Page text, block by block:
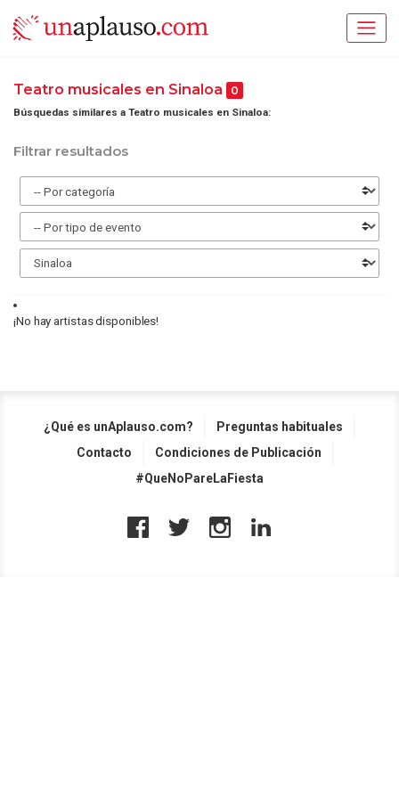
Teatro musicales en Sinaloa 0
Búsquedas similares a Teatro musicales en Sinaloa:
Filtrar resultados
¡No hay artistas disponibles!
¿Qué es unAplauso.com?
Preguntas habituales
Contacto
Condiciones de Publicación
#QueNoPareLaFiesta